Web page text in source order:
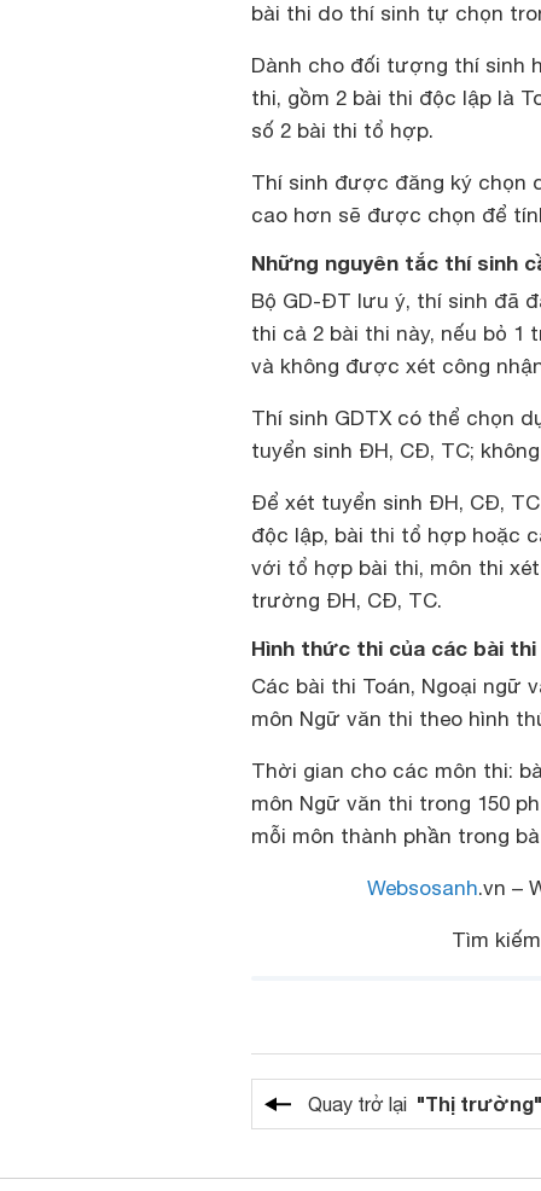
bài thi do thí sinh tự chọn
Dành cho đối tượng thí sinh
thi, gồm 2 bài thi độc lập là
số 2 bài thi tổ hợp.
Thí sinh được đăng ký chọn
cao hơn sẽ được chọn để
Những nguyên tắc thí sinh
Bộ GD-ĐT lưu ý, thí sinh đã
thi cả 2 bài thi này, nếu bỏ 1
và không được xét công
Thí sinh GDTX có thể chọn
tuyển sinh ĐH, CĐ, TC;
Để xét tuyển sinh ĐH, CĐ,
độc lập, bài thi tổ hợp hoặc
với tổ hợp bài thi, môn thi
trường ĐH, CĐ, TC.
Hình thức thi của các bài thi
Các bài thi Toán, Ngoại ngữ
môn Ngữ văn thi theo hình
Thời gian cho các môn thi:
môn Ngữ văn thi trong 150
mỗi môn thành phần trong
Websosanh.vn –
Tìm
Quay trở lại "Thị trường"